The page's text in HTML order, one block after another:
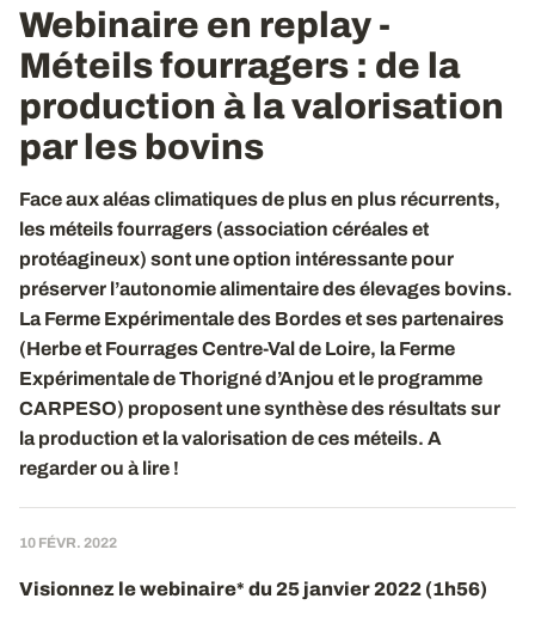
Webinaire en replay -
Méteils fourragers : de la
production à la valorisation
par les bovins
Face aux aléas climatiques de plus en plus récurrents,
les méteils fourragers (association céréales et
protéagineux) sont une option intéressante pour
préserver l’autonomie alimentaire des élevages bovins.
La Ferme Expérimentale des Bordes et ses partenaires
(Herbe et Fourrages Centre-Val de Loire, la Ferme
Expérimentale de Thorigné d’Anjou et le programme
CARPESO) proposent une synthèse des résultats sur
la production et la valorisation de ces méteils. A
regarder ou à lire !
10 FÉVR. 2022
Visionnez le webinaire* du 25 janvier 2022 (1h56)